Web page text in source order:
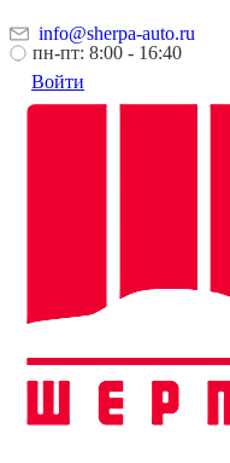
info@sherpa-auto.ru
пн-пт: 8:00 - 16:40
Войти